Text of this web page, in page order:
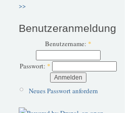
>>
Benutzeranmeldung
Benutzername: *
Passwort: *
Neues Passwort anfordern